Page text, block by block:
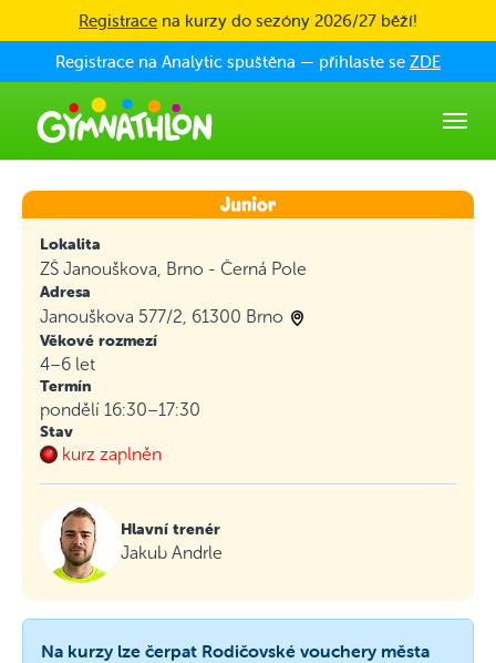
Skip to main content
Registrace na kurzy do sezóny 2026/27 běží!
Registrace na Analytic spuštěna — přihlaste se ZDE
Lokalita
ZŠ Janouškova, Brno - Černá Pole
Adresa
Janouškova 577/2, 61300 Brno
Věkové rozmezí
4–6 let
Termín
pondělí 16:30–17:30
Stav
kurz zaplněn
Hlavní trenér
Jakub Andrle
Na kurzy lze čerpat Rodičovské vouchery města